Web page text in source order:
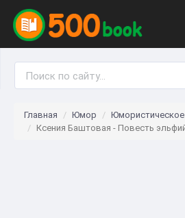
Главная Юмор
Юмористическое
Ксения Баштовая - Повесть